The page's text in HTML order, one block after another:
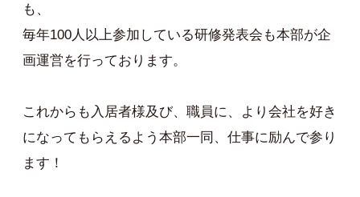
も、
毎年100人以上参加している研修発表会も本部が企
画運営を行っております。
これからも入居者様及び、職員に、より会社を好き
になってもらえるよう本部一同、仕事に励んで参り
ます！